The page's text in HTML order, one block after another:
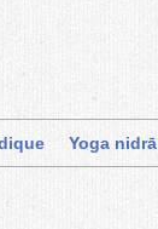
Yoga nidrā